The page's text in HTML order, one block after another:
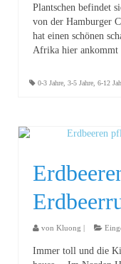
Plantschen befindet
von der Hamburger
hat einen schönen
Afrika hier
0-3 Jahre, 3-5 Jahre, 6-12
von Kluong
Immer toll und die